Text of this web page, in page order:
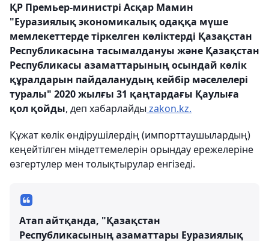
ҚР Премьер-министрі Асқар Мамин
"Еуразиялық экономикалық одаққа мүше
мемлекеттерде тіркелген көліктерді Қазақстан
Республикасына тасымалдануы және Қазақстан
Республикасы азаматтарының осындай көлік
құралдарын пайдаланудың кейбір мәселелері
туралы" 2020 жылғы 31 қаңтардағы Қаулыға
қол қойды, деп хабарлайды zakon.kz.
Құжат көлік өндірушілердің (импорттаушылардың)
кеңейтілген міндеттемелерін орындау ережелеріне
өзгертулер мен толықтырулар енгізеді.
Атап айтқанда, "Қазақстан
Республикасының азаматтары Еуразиялық